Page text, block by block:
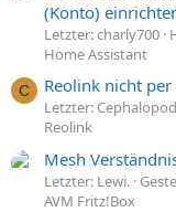
(Konto)
Letzter: charly700
Home Assistant
C Reolink nicht
Letzter: Cephalopod
Reolink
Mesh
Letzter: Lewi.
AVM Fritz!Box